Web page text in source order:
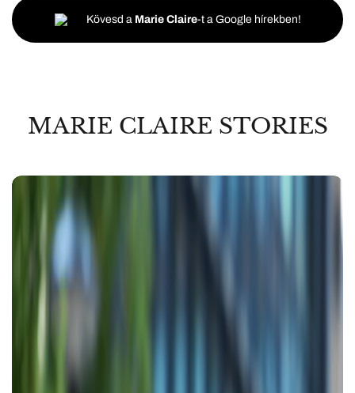
Kövesd a Marie Claire-t a Google hírekben!
MARIE CLAIRE STORIES